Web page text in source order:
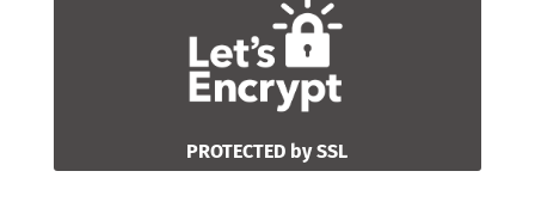
PROTECTED by SSL